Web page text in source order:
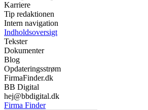
Karriere
Tip redaktionen
Intern navigation
Indholdsoversigt
Tekster
Dokumenter
Blog
Opdateringsstrøm
FirmaFinder.dk
BB Digital
hej@bbdigital.dk
Firma Finder